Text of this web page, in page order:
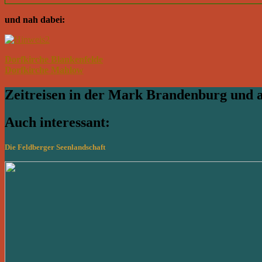
und nah dabei:
Dorfkirche Blankenfelde
Dorfkirche Mahlow
Zeitreisen in der Mark Brandenburg und
Auch interessant:
Die Feldberger Seenlandschaft